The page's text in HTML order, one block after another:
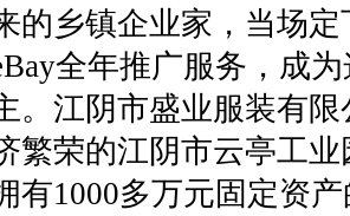
的乡镇企业家，当场
全年推广服务，成
。江阴市盛业服装有
繁荣的江阴市云亭工
有1000多万元固定资